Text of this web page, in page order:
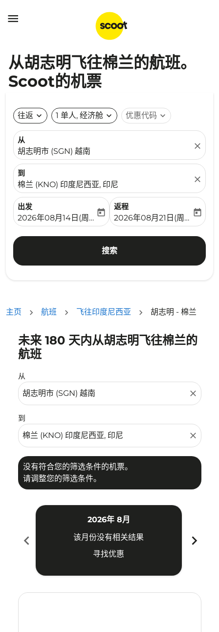

从胡志明飞往棉兰的航班。
Scoot的机票
往返 expand_more 1 单人, 经济舱 expand_more 优惠代码 expand_more
从
胡志明市 (SGN) 越南
close
到
棉兰 (KNO) 印度尼西亚, 印尼
close
出发
fc-booking-departure-date-aria-label
2026年08月14日(周五)
today
返程
fc-booking-return-date-
2026年08月21日(周五)
today
搜索
主页 航班 飞往印度尼西亚 胡志明 - 棉兰
未来 180 天内从胡志明飞往棉兰的
航班
从
close
到
close
没有符合您的筛选条件的机票。
请调整您的筛选条件。
没有符合您的筛选条件的机票。请调整您的筛选条件。
chevron_left
2026年 8月
该月份没有相关结果
寻找优惠
chevron_right